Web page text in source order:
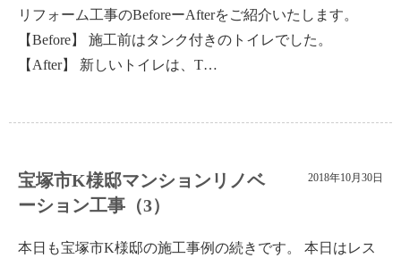
リフォーム工事のBeforeーAfterをご紹介いたします。
【Before】 施工前はタンク付きのトイレでした。
【After】 新しいトイレは、T…
宝塚市K様邸マンションリノベ
ーション工事（3）
2018年10月30日
本日も宝塚市K様邸の施工事例の続きです。 本日はレス